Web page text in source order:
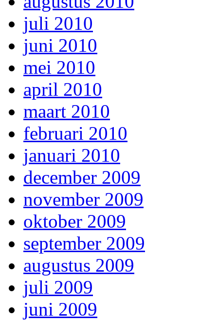
juli 2010
juni 2010
mei 2010
april 2010
maart 2010
februari 2010
januari 2010
december 2009
november 2009
oktober 2009
september 2009
augustus 2009
juli 2009
juni 2009